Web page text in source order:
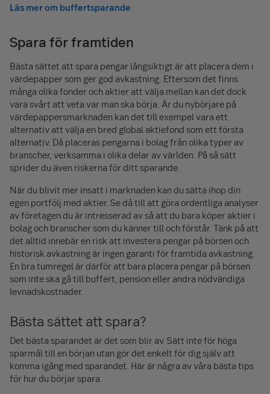
Gå till bolånekalkylen
utgifter.
Ägande kräver mer i buffert
större buffert än om du bor i hyresrätt, eftersom du själv
måste betala om taket går sönder på din villa eller om
dina vitvaror måste bytas ut. Äger du utöver ditt boende
även ett fritidshus så bör bufferten vara ännu större.
Läs mer om buffertsparande
Spara för framtiden
Bästa sättet att spara pengar långsiktigt är att placera dem i
värdepapper som ger god avkastning. Eftersom det finns
många olika fonder och aktier att välja mellan kan det dock
vara svårt att veta var man ska börja. Är du nybörjare på
värdepappers­marknaden kan det till exempel vara ett
alternativ att välja en bred global aktiefond som ett första
alternativ. Då placeras pengarna i bolag från olika typer av
branscher, verksamma i olika delar av världen. På så sätt
sprider du även riskerna för ditt sparande.
När du blivit mer insatt i marknaden kan du sätta ihop din
egen portfölj med aktier. Se då till att göra ordentliga analyser
av företagen du är intresserad av så att du bara köper aktier i
bolag och branscher som du känner till och förstår. Tänk på att
det alltid innebär en risk att investera pengar på börsen och
historisk avkastning är ingen garanti för framtida avkastning.
En bra tumregel är därför att bara placera pengar på börsen
som inte ska gå till buffert, pension eller andra nödvändiga
levnads­kostnader.
Bästa sättet att spara?
Det bästa sparandet är det som blir av. Sätt inte för höga
sparmål till en början utan gör det enkelt för dig själv att
komma igång med sparandet. Här är några av våra bästa tips
för hur du börjar spara.